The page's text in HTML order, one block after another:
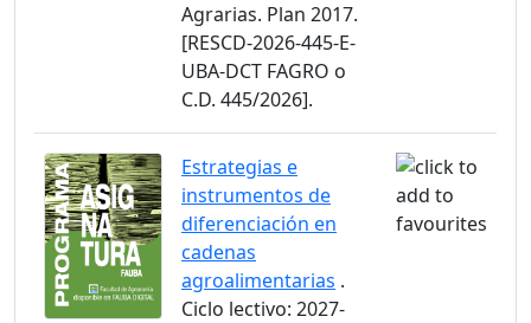
Agrarias. Plan 2017.
[RESCD-2026-445-E-
UBA-DCT FAGRO o
C.D. 445/2026].
Estrategias e
instrumentos de
diferenciación en
cadenas
agroalimentarias .
Ciclo lectivo: 2027-